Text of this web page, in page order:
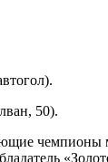
50).
чемпионы